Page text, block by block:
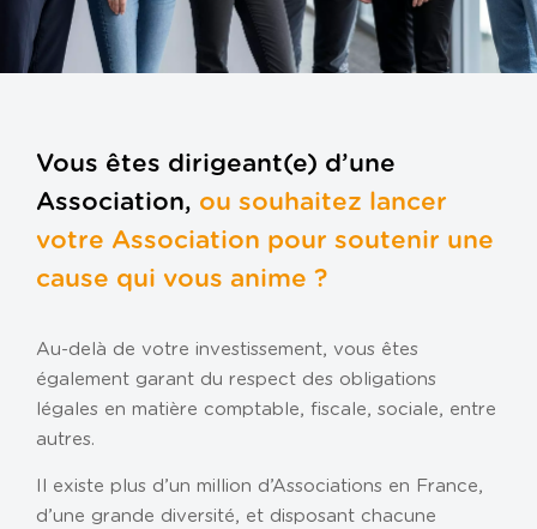
Courtage en assurance
Gestion de la paie
Gestion des ressources humaines
Outils de gestion
Tiers de confiance
Transmission d’entreprise
Entreprise individuelle
Loueur en meublé
Profession libérale
Vous êtes dirigeant(e) d’une
Association, ou souhaitez lancer
votre Association pour soutenir une
cause qui vous anime ?
Au-delà de votre investissement, vous êtes
également garant du respect des obligations
légales en matière comptable, fiscale, sociale, entre
autres.
Il existe plus d’un million d’Associations en France,
d’une grande diversité, et disposant chacune